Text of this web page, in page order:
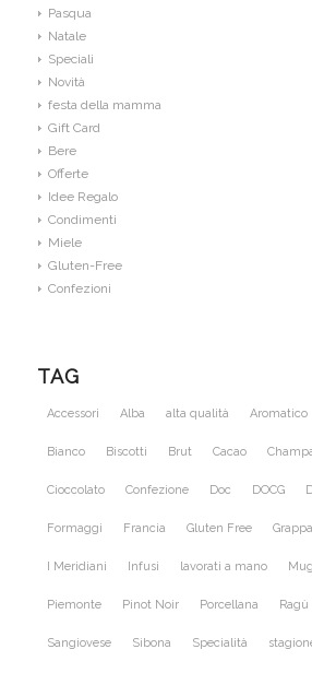
Pasqua
Natale
Speciali
Novità
festa della mamma
Gift Card
Bere
Offerte
Idee Regalo
Condimenti
Miele
Gluten-Free
Confezioni
TAG
Accessori Alba alta qualità Aromatico
Bianco Biscotti Brut Cacao
Cioccolato Confezione Doc DOCG
Formaggi Francia Gluten Free Grappa
I Meridiani Infusi lavorati a mano Mug
Piemonte Pinot Noir Porcellana Ragù
Sangiovese Sibona Specialità